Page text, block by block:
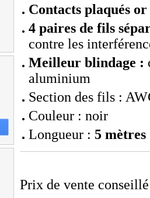
Contacts plaqués
4 paires de fils
contre les
Meilleur blindage :
aluminium
Section des fils :
Couleur : noir
Longueur : 5 mètres
Prix de vente